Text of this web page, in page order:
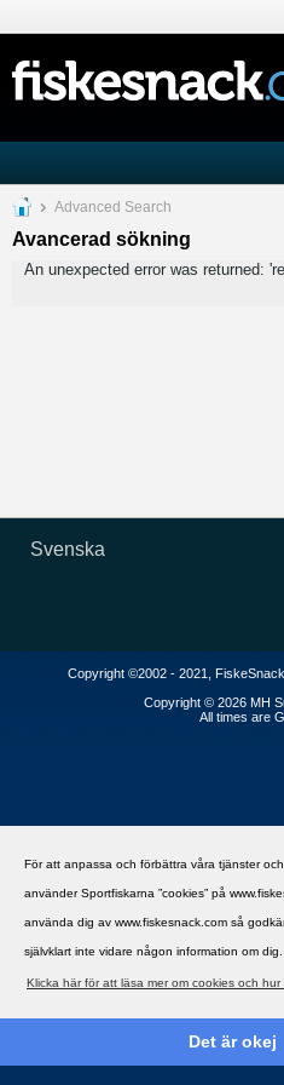
För att anpassa och förbättra våra tjänster
använder Sportfiskarna ”cookies” på
använda dig av www.fiskesnack.com så
självklart inte vidare någon information om dig.
Klicka här för att läsa mer om cookies och hur
Det är okej
Advanced Search
Avancerad sökning
An unexpected error was returned:
Svenska
Copyright ©2002 - 2021,
Copyright © 2026 MH
All times are